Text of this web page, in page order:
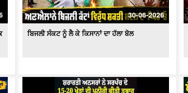
30-06-2026
ਬਿਜਲੀ ਸੰਕਟ ਨੂੰ ਲੈ ਕੇ ਕਿਸਾਨਾਂ ਦਾ ਹੱਲਾ ਬੋਲ